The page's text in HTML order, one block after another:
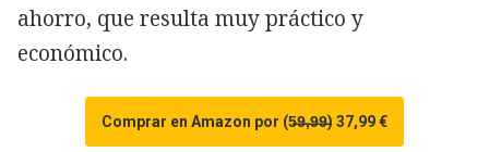
ahorro, que resulta muy práctico y
económico.
Comprar en Amazon por (5̶9̶,̶9̶9̶) 37,99 €